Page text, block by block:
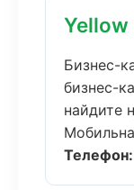
Бизнес-
бизнес-
найдите
Телефон: